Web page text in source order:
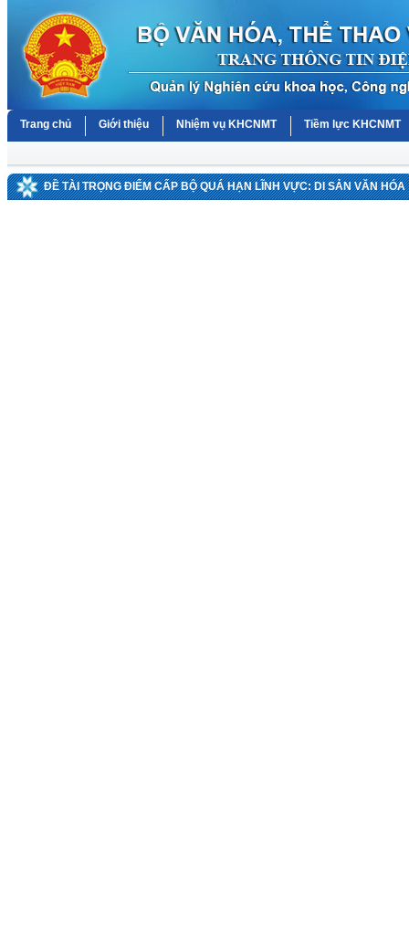
Trang chủ Giới thiệu Nhiệm vụ KHCNMT Tiềm lực KHCNMT
ĐỀ TÀI TRỌNG ĐIỂM CẤP BỘ QUÁ HẠN LĨNH VỰC: DI SẢN VĂN HÓA